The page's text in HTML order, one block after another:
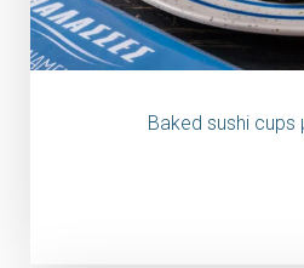
Baked sushi cups